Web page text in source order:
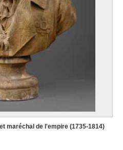
maréchal de l'empire (1735-1814)